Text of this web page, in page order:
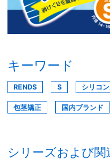
キーワード
RENDS S シリコ
包茎矯正 国内ブランド
シリーズおよび関